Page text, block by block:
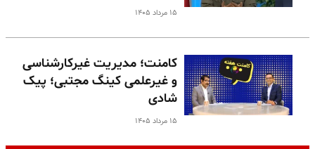
۱۵ مرداد ۱۴۰۵
کامنت؛ مدیریت غیرکارشناسی
و غیرعلمی کینگ مجتبی؛ پیک
شادی
۱۵ مرداد ۱۴۰۵